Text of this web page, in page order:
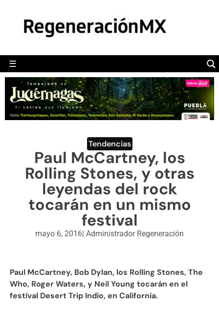
☰
POLÍTICA
CAMALEÓN
OPINIÓN
DEPORTES
ENGLISH SECTION
VIDEOS
Tendencias
Paul McCartney, los
Rolling Stones, y otras
leyendas del rock
tocarán en un mismo
festival
mayo 6, 2016| Administrador Regeneración
Paul McCartney, Bob Dylan, los Rolling Stones, The
Who, Roger Waters, y Neil Young tocarán en el
festival Desert Trip Indio, en California.